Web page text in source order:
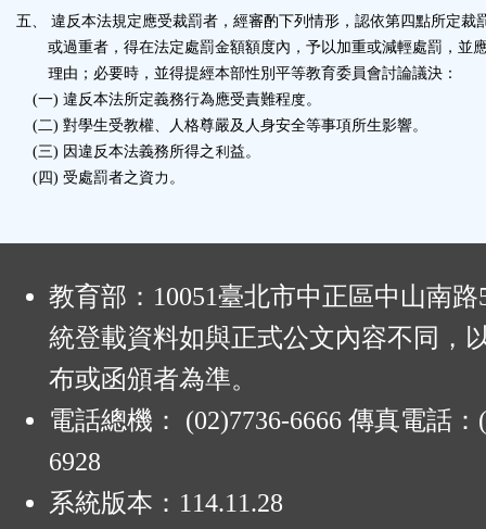
五、
違反本法規定應受裁罰者，經審酌下列情形，認依第四點所定裁
或過重者，得在法定處罰金額額度內，予以加重或減輕處罰，並
理由；必要時，並得提經本部性別平等教育委員會討論議決：
(一)違反本法所定義務行為應受責難程度。
(二)對學生受教權、人格尊嚴及人身安全等事項所生影響。
(三) 因違反本法義務所得之利益。
(四)受處罰者之資力。
教育部：10051臺北市中正區中山南
統登載資料如與正式公文內容不同，
布或函頒者為準。
電話總機： (02)7736-6666 傳真電話：
6928
系統版本： 114.11.28